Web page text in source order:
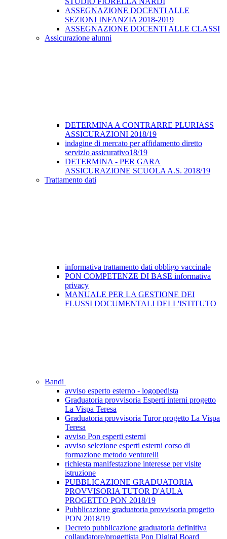
ASSEGNAZIONE DOCENTI ALLE
SEZIONI INFANZIA 2018-2019
ASSEGNAZIONE DOCENTI ALLE CLASSI
Assicurazione alunni
DETERMINA A CONTRARRE PLURIASS
ASSICURAZIONI 2018/19
indagine di mercato per affidamento diretto
servizio assicurativo18/19
DETERMINA - PER GARA
ASSICURAZIONE SCUOLA A.S. 2018/19
Trattamento dati
informativa trattamento dati obbligo vaccinale
PON COMPETENZE DI BASE informativa
privacy
MANUALE PER LA GESTIONE DEI
FLUSSI DOCUMENTALI DELL'ISTITUTO
Bandi
avviso esperto esterno - logopedista
Graduatoria provvisoria Esperti interni progetto
La Vispa Teresa
Graduatoria provvisoria Turor progetto La Vispa
Teresa
avviso Pon esperti esterni
avviso selezione esperti esterni corso di
formazione metodo venturelli
richiesta manifestazione interesse per visite
istruzione
PUBBLICAZIONE GRADUATORIA
PROVVISORIA TUTOR D'AULA
PROGETTO PON 2018/19
Pubblicazione graduatoria provvisoria progetto
PON 2018/19
Decreto pubblicazione graduatoria definitiva
collaudatore/progettista Pon Digital Board